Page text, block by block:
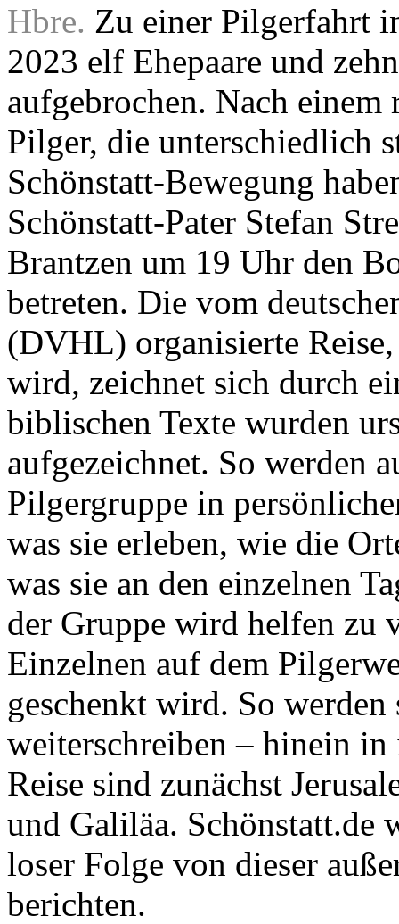
Hbre. Zu einer Pilgerfahrt
2023 elf Ehepaare und
aufgebrochen. Nach
Pilger, die unterschiedlich
Schönstatt-Bewegung
Schönstatt-Pater Stefan
Brantzen um 19 Uhr den
betreten. Die vom
(DVHL) organisierte
wird, zeichnet sich durch
biblischen Texte wurden
aufgezeichnet. So werden
Pilgergruppe in
was sie erleben, wie die
was sie an den einzelnen
der Gruppe wird helfen zu
Einzelnen auf dem
geschenkt wird. So
weiterschreiben – hinein in
Reise sind zunächst
und Galiläa. Schönstatt.de
loser Folge von dieser
berichten.